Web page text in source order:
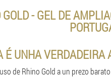
- GEL DE
É UNHA
de Rhino Gold a un prezo